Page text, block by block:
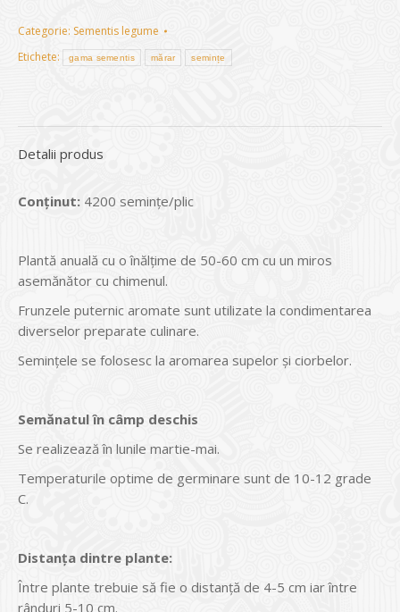
Categorie: Sementis legume
Etichete:
gama sementis mărar semințe
Detalii produs
Conținut: 4200 seminţe/plic
Plantă anuală cu o înălţime de 50-60 cm cu un miros
asemănător cu chimenul.
Frunzele puternic aromate sunt utilizate la condimentarea
diverselor preparate culinare.
Seminţele se folosesc la aromarea supelor şi ciorbelor.
Semănatul în câmp deschis
Se realizează în lunile martie-mai.
Temperaturile optime de germinare sunt de 10-12 grade
C.
Distanţa dintre plante:
Între plante trebuie să fie o distanţă de 4-5 cm iar între
rânduri 5-10 cm.